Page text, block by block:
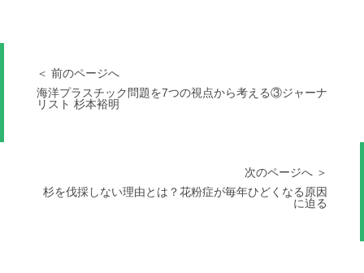
＜ 前のページへ
海洋プラスチック問題を7つの視点から考える③ジャーナ
リスト 杉本裕明
次のページへ ＞
杉を伐採しない理由とは？花粉症が毎年ひどくなる原因
に迫る